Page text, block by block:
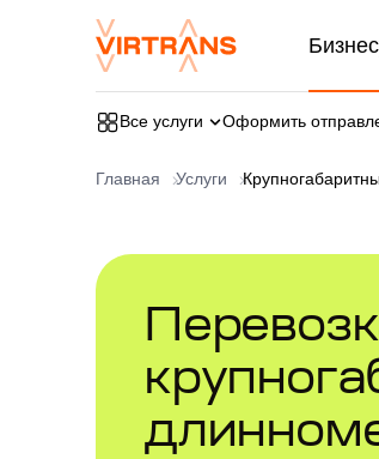
Все услуги Оформить
Главная Услуги